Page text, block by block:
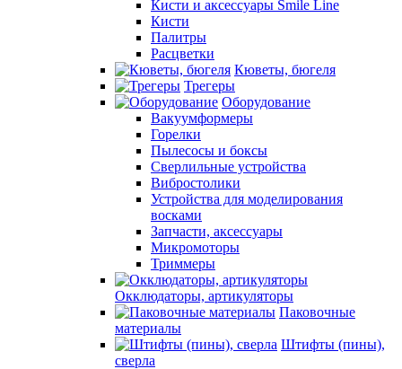
Кисти и аксессуары Smile Line
Кисти
Палитры
Расцветки
Кюветы, бюгеля
Трегеры
Оборудование
Вакуумформеры
Горелки
Пылесосы и боксы
Сверлильные устройства
Вибростолики
Устройства для моделирования
восками
Запчасти, аксессуары
Микромоторы
Триммеры
Окклюдаторы, артикуляторы
Паковочные
материалы
Штифты (пины),
сверла